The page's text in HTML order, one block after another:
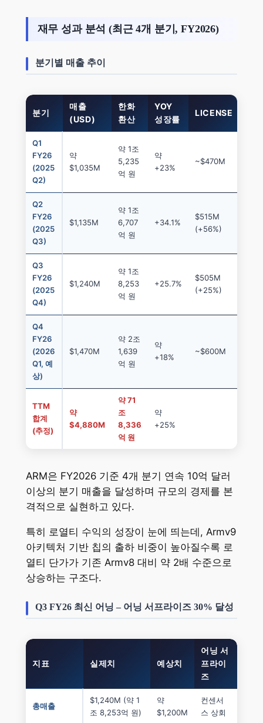
재무 성과 분석 (최근 4개 분기, FY2026)
분기별 매출 추이
분기
매출
(USD)
한화
환산
YOY
성장률
LICENSE
Q1
FY26
(2025
Q2)
약
$1,035M
약 1조
5,235
억 원
약
+23%
~$470M
Q2
FY26
(2025
Q3)
$1,135M
약 1조
6,707
억 원
+34.1%
$515M
(+56%)
Q3
FY26
(2025
Q4)
$1,240M
약 1조
8,253
억 원
+25.7%
$505M
(+25%)
Q4
FY26
(2026
Q1, 예
상)
$1,470M
약 2조
1,639
억 원
약
+18%
~$600M
TTM
합계
(추정)
약
$4,880M
약 71
조
8,336
억 원
약
+25%
ARM은 FY2026 기준 4개 분기 연속 10억 달러
이상의 분기 매출을 달성하며 규모의 경제를 본
격적으로 실현하고 있다.
특히 로열티 수익의 성장이 눈에 띄는데, Armv9
아키텍처 기반 칩의 출하 비중이 높아질수록 로
열티 단가가 기존 Armv8 대비 약 2배 수준으로
상승하는 구조다.
Q3 FY26 최신 어닝 – 어닝 서프라이즈 30% 달성
지표 실제치 예상치
어닝 서
프라이
즈
총매출
$1,240M (약 1
조 8,253억 원)
약
$1,200M
컨센서
스 상회